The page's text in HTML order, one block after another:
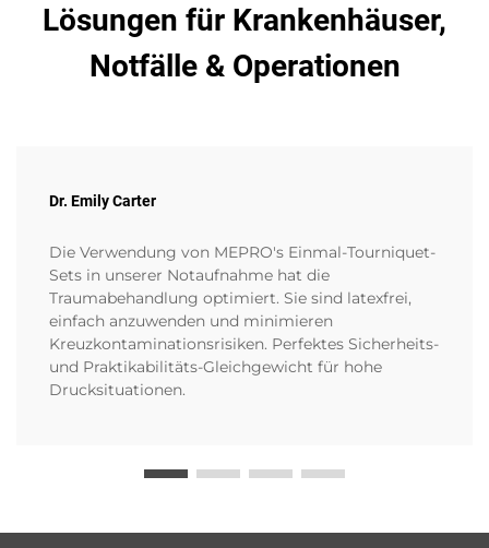
Lösungen für Krankenhäuser,
Notfälle & Operationen
Dr. Emily Carter
Die Verwendung von MEPRO's Einmal-Tourniquet-
Sets in unserer Notaufnahme hat die
Traumabehandlung optimiert. Sie sind latexfrei,
einfach anzuwenden und minimieren
Kreuzkontaminationsrisiken. Perfektes Sicherheits-
und Praktikabilitäts-Gleichgewicht für hohe
Drucksituationen.